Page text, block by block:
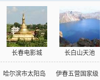
长春电影城 长白山天池
哈尔滨市太阳岛
伊春五营国家级